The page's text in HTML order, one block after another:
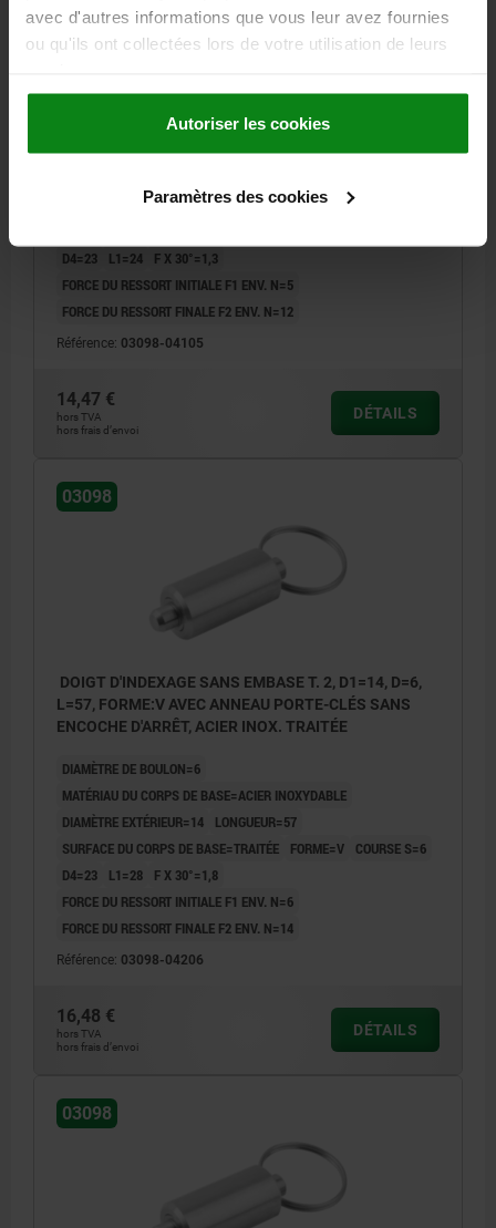
avec d'autres informations que vous leur avez fournies
ou qu'ils ont collectées lors de votre utilisation de leurs
Autoriser les cookies
Paramètres des cookies
DIAMÈTRE DE BOULON=5
DIAMÈTRE EXTÉRIEUR=12 LONGUEUR=52
D4=23
L1=24
F X 30°=1,3
FORCE DU RESSORT INITIALE F1 ENV. N=5
FORCE DU RESSORT FINALE F2 ENV. N=12
Référence: 03098-04105
14,47 €
hors TVA
hors frais d’envoi
DÉTAILS
03098
DOIGT D'INDEXAGE SANS EMBASE T. 2, D1=14, D=6,
L=57, FORME:V AVEC ANNEAU PORTE-CLÉS SANS
ENCOCHE D'ARRÊT, ACIER INOX. TRAITÉE
DIAMÈTRE DE BOULON=6
MATÉRIAU DU CORPS DE BASE=ACIER INOXYDABLE
DIAMÈTRE EXTÉRIEUR=14
LONGUEUR=57
SURFACE DU CORPS DE BASE=TRAITÉE
FORME=V
COURSE S=6
D4=23
L1=28
F X 30°=1,8
FORCE DU RESSORT INITIALE F1 ENV. N=6
FORCE DU RESSORT FINALE F2 ENV. N=14
Référence: 03098-04206
16,48 €
hors TVA
hors frais d’envoi
DÉTAILS
03098